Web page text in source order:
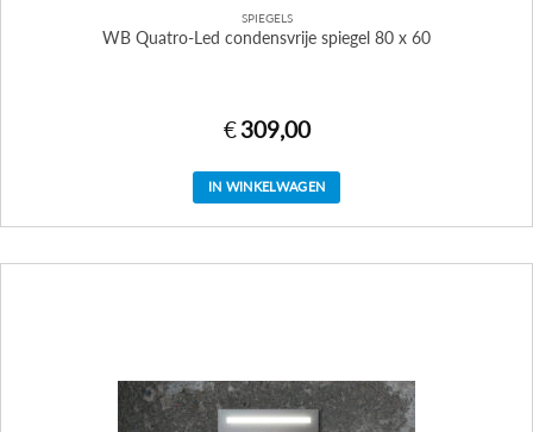
SPIEGELS
WB Quatro-Led condensvrije spiegel 80 x 60
€ 309,00
IN WINKELWAGEN